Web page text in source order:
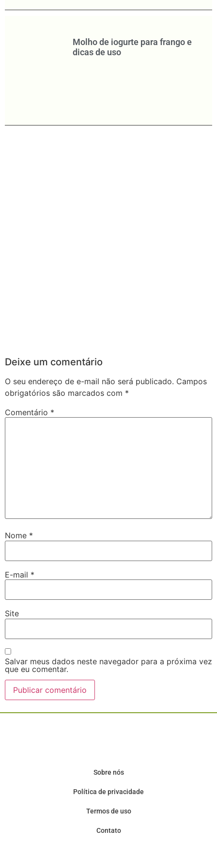
Molho de iogurte para frango e
dicas de uso
Deixe um comentário
O seu endereço de e-mail não será publicado. Campos
obrigatórios são marcados com *
Comentário *
Nome *
E-mail *
Site
Salvar meus dados neste navegador para a próxima vez
que eu comentar.
Sobre nós
Política de privacidade
Termos de uso
Contato